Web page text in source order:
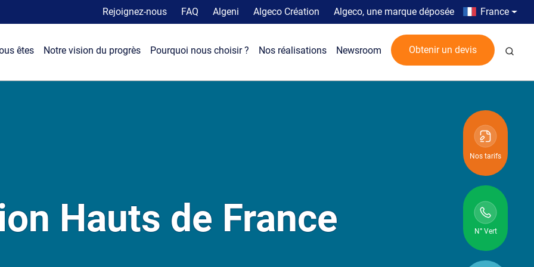
Top menu
Rejoignez-nous FAQ Algeni Algeco Création Algeco, une marque déposée Country menu
France
êtes Notre vision du progrès Pourquoi nous choisir ? Nos réalisations Newsroom Obtenir un devis
Nos tarifs
N° Vert
N° vert :
Hauts de France